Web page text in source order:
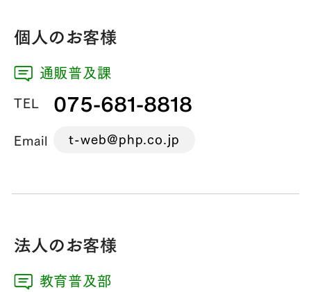
個人のお客様
通販普及課
TEL 075-681-8818
Email t-web@php.co.jp
法人のお客様
教育普及部